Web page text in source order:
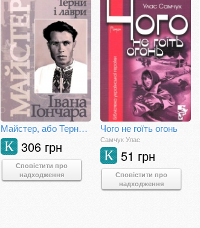
Майстер, або Терни і лаври Івана Гончара
306 грн
К
Сповістити про
надходження
Чого не гоїть огонь
Самчук Улас
51 грн
К
Сповістити про
надходження